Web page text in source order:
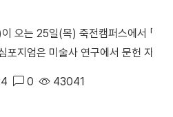
오는 25일(목) 죽전캠퍼스에서 「동
지엄은 미술사 연구에서 문헌 자료
의 정체성 변화까지 폭넓게 다뤘다.
0 43041